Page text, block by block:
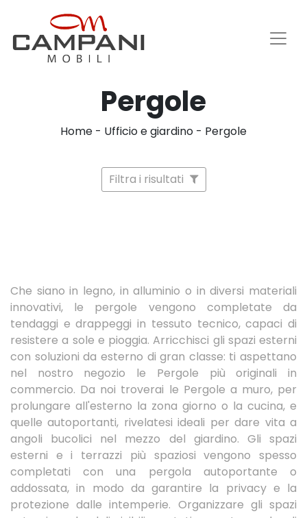
Pergole
Home - Ufficio e giardino - Pergole
Filtra i risultati
Che siano in legno, in alluminio o in diversi materiali
innovativi, le pergole vengono completate da
tendaggi e drappeggi in tessuto tecnico, capaci di
resistere a sole e pioggia. Arricchisci gli spazi esterni
con soluzioni da esterno di gran classe: ti aspettano
nel nostro negozio le Pergole più originali in
commercio. Da noi troverai le Pergole a muro, per
prolungare all'esterno la zona giorno o la cucina, e
quelle autoportanti, rivelatesi ideali per dare vita a
angoli bucolici nel mezzo del giardino. Gli spazi
esterni e i terrazzi più spaziosi vengono spesso
completati con una pergola autoportante o
addossata, in modo da garantire la privacy e la
protezione dalle intemperie. Organizzare gli spazi